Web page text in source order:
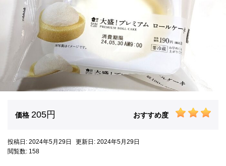
価格 205円 おすすめ度
投稿日: 2024年5月29日
更新日: 2024年5月29日
閲覧数: 158